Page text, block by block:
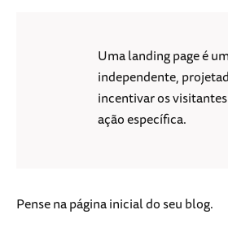
Uma landing page é
independente,
incentivar os visitantes
ação específica.
Pense na página inicial do seu blog.